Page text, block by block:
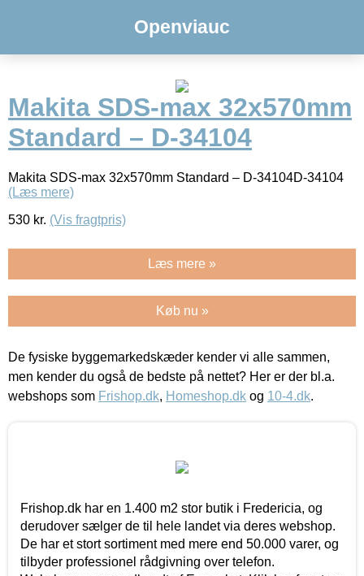
Openviauc
Makita SDS-max 32x570mm
Standard – D-34104
Makita SDS-max 32x570mm Standard – D-34104D-34104
(Læs mere)
530 kr. (Vis fragtpris)
Læs mere »
Køb nu »
De fysiske byggemarkedskæder kender vi alle sammen,
men kender du også de bedste på nettet? Her er der bl.a.
webshops som Frishop.dk, Homeshop.dk og 10-4.dk.
Frishop.dk har en 1.400 m2 stor butik i Fredericia, og
derudover sælger de til hele landet via deres webshop.
De har et stort sortiment med mere end 50.000 varer, og
tilbyder professionel rådgivning over telefon.